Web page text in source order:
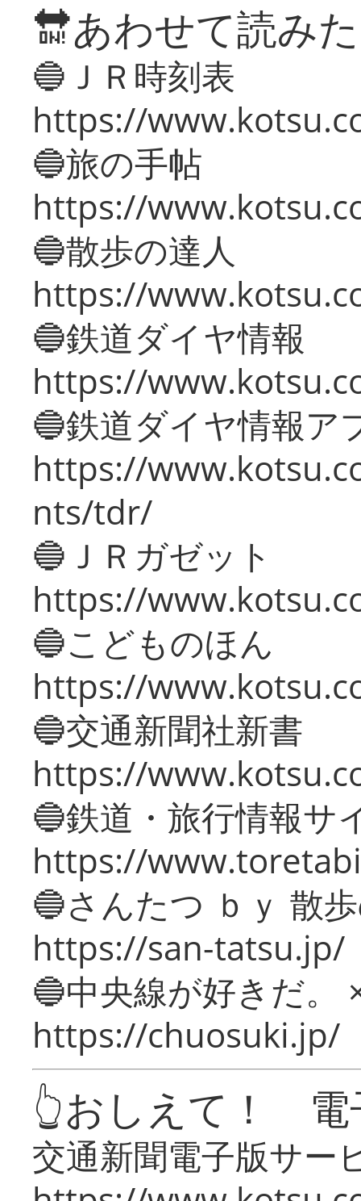
🔛あわせて読み
🔵ＪＲ時刻表
https://
🔵旅の手帖
https://
🔵散歩の達人
https://
🔵鉄道ダイヤ情報
https://
🔵鉄道ダイヤ情報ア
https://
nts/tdr/
🔵ＪＲガゼット
https://
🔵こどものほん
https://
🔵交通新聞社新書
https://
🔵鉄道・旅行情報サ
https://
🔵さんたつ ｂｙ 散
https://san-tatsu.jp/
🔵中央線が好きだ。
https://chuosuki.jp/
👆おしえて！ 電
交通新聞電子版サー